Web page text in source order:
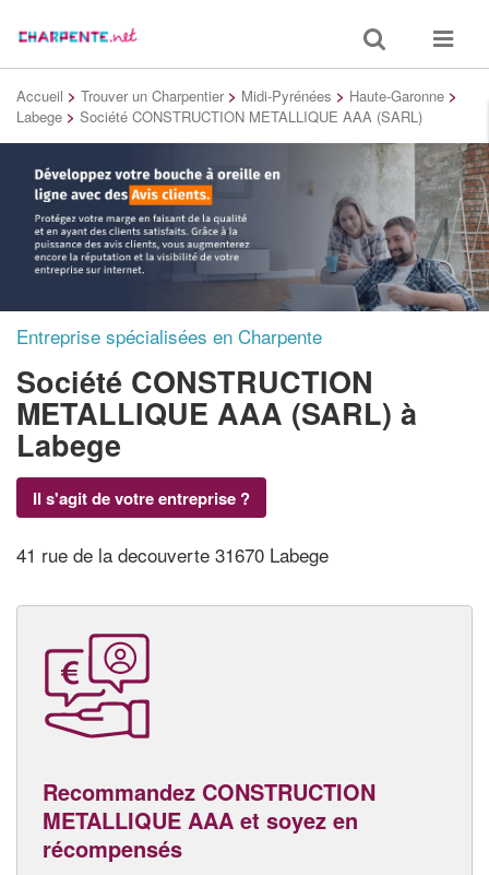
Toggle
search
Toggle
Accueil > Trouver un Charpentier > Midi-Pyrénées > Haute-Garonne >
Labege > Société CONSTRUCTION METALLIQUE AAA (SARL)
Entreprise spécialisées en Charpente
Société CONSTRUCTION
METALLIQUE AAA (SARL) à
Labege
Il s'agit de votre entreprise ?
41 rue de la decouverte 31670 Labege
Recommandez CONSTRUCTION
METALLIQUE AAA et soyez en
récompensés